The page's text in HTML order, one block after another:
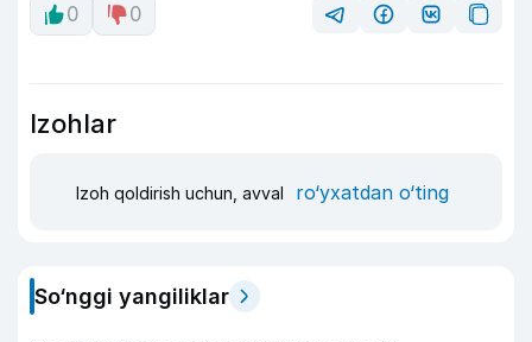
0 0
Izohlar
Izoh qoldirish uchun, avval ro‘yxatdan o‘ting
So‘nggi yangiliklar